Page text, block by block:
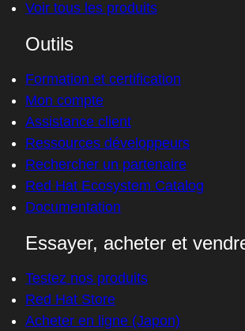
Voir tous les produits
Outils
Formation et certification
Mon compte
Assistance client
Ressources développeurs
Rechercher un partenaire
Red Hat Ecosystem Catalog
Documentation
Essayer, acheter et
Testez nos produits
Red Hat Store
Acheter en ligne (Japon)